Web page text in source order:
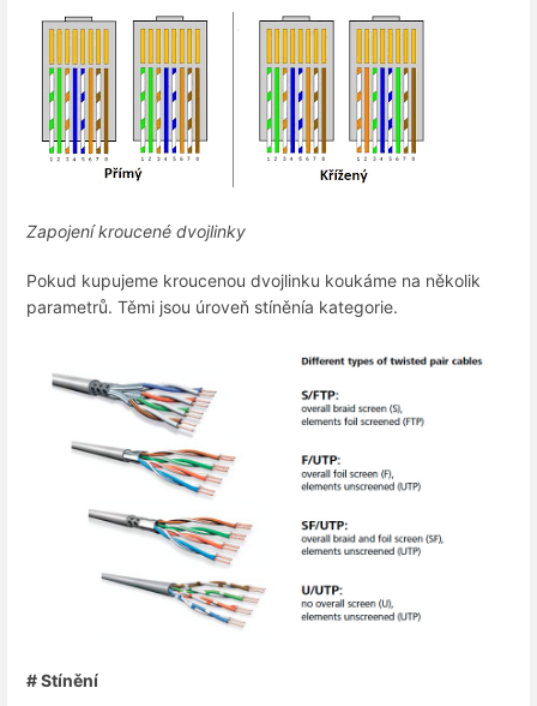
Zapojení kroucené dvojlinky
Pokud kupujeme kroucenou dvojlinku koukáme na několik
parametrů. Těmi jsou úroveň stíněnía kategorie.
# Stínění